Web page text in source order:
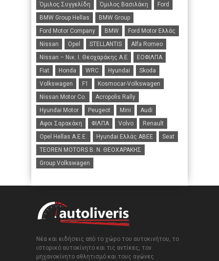
Όμιλος Συγγελίδη
Όμιλος Βασιλάκη
Ford
BMW Group Hellas
BMW Group
Ford Motor Company
BMW
Ford Motor Ελλάς
Nissan
Opel STELLANTIS
Alfa Romeo
Nissan – Νικ. Ι. Θεοχαράκης Α.Ε
ΕΟΦΙΛΠΑ
Fiat
Honda WRC Hyundai
Skoda
Volkswagen
F1
Kosmocar-Volkswagen
Nissan Motor Co.
Acropolis Rally
Hyundai Motor
Peugeot Mini
Audi
Αφοι Σαρακάκη
ΦΙΛΠΑ Volvo
Renault
Opel Hellas A.E.E.
Hyundai Ελλάς ΑΒΕΕ
Seat
TEOREN MOTORS B. N. ΘΕΟΧΑΡΑΚΗΣ
Group Volkswagen
Νέα και ειδήσεις από το χώρο του αυτοκινήτου, το
ιστορικό αυτοκίνητο και τις αντίκες, τον
μηχανοκίνητο αθλητισμό και τους αγώνες